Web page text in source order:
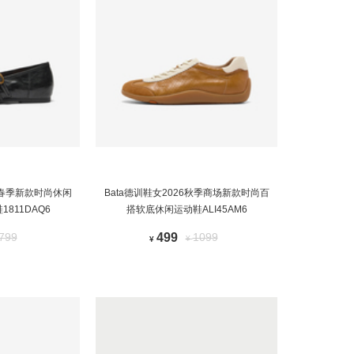
季新款时尚休闲
1811DAQ6
Bata德训鞋女2026秋季商场新款时尚百
搭软底休闲运动鞋ALI45AM6
¥ 499 ¥1099